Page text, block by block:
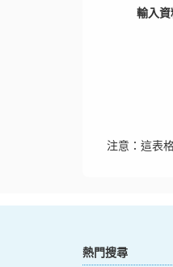
輸入
注意：這表
熱門搜尋